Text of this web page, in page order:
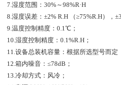
7.湿度范围：30%～98%R·H
8.湿度误差：±2% R.H （≥75%R.H），
9.温度控制精度：0.1℃；
10.湿度控制精度：0.1%R.H；
11.设备总装机容量：根据所选型号而定
12.箱内噪音：≤78dB；
13.冷却方式：风冷；